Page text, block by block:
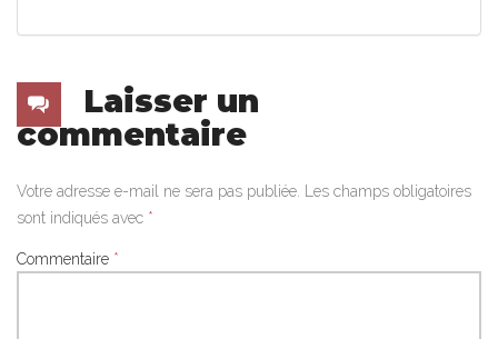
Laisser un
commentaire
Votre adresse e-mail ne sera pas publiée. Les champs obligatoires
sont indiqués avec *
Commentaire *